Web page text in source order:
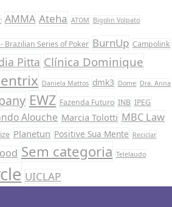
AMMA Ateha ATOM Bigolin Volpato
- Brazilian Series of Poker BurnUp Campolink
Pitta Clínica Dominique
Daniela Mattos dmk3 Dome Dra. Anna
EWZ Fazenda Futuro INB IPEG
Alouche Marcia Tolotti MBC Law
Planetun Positive Sua Mente Reciclar
Sem categoria Telelaudo
UICLAP